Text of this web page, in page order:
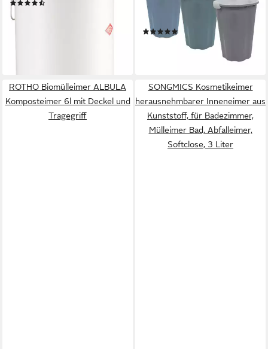
ab 74,88 €
Liter, Abfalleimer,
Mülltrennung
(1)
lieferbar - in 3-4 Werktagen bei dir
ROTHO Biomülleimer ALBULA
Komposteimer 6l mit Deckel und
Tragegriff
SONGMICS Kosmetikeimer
herausnehmbarer Inneneimer aus
Kunststoff, für Badezimmer,
Mülleimer Bad, Abfalleimer,
Softclose, 3 Liter